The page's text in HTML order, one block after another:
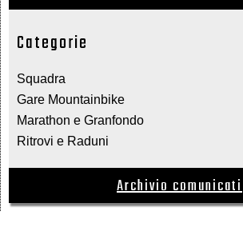
Categorie
Squadra
Gare Mountainbike
Marathon e Granfondo
Ritrovi e Raduni
Archivio comunicati